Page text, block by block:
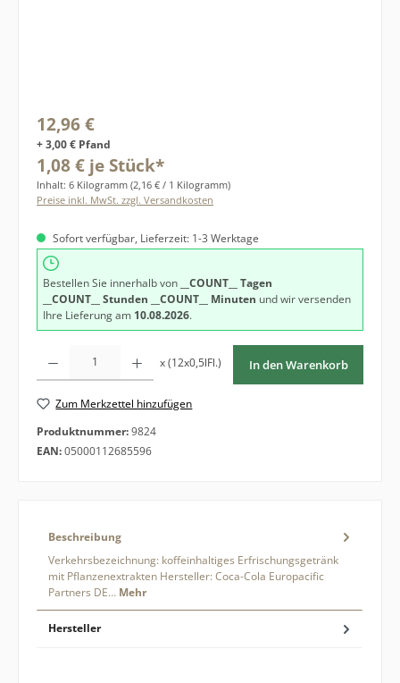
Regulärer Preis:
12,96 €
+ 3,00 € Pfand
1,08 € je Stück*
Inhalt: 6 Kilogramm (2,16 € / 1 Kilogramm)
Preise inkl. MwSt. zzgl. Versandkosten
Sofort verfügbar, Lieferzeit: 1-3 Werktage
Bestellen Sie innerhalb von
__COUNT__ Tagen
__COUNT__ Stunden
__COUNT__ Minuten und wir versenden
Ihre Lieferung am 10.08.2026.
x (12x0,5lFl.) In den Warenkorb
Zum Merkzettel hinzufügen
Produktnummer:9824
EAN:05000112685596
Beschreibung
Verkehrsbezeichnung: koffeinhaltiges Erfrischungsgetränk
mit Pflanzenextrakten Hersteller: Coca-Cola Europacific
Partners DE… Mehr
Hersteller